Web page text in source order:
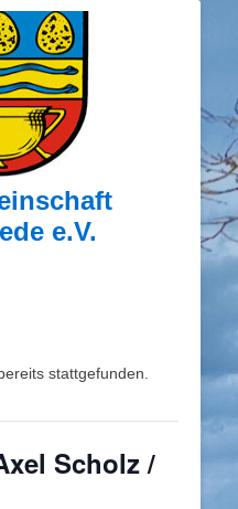
e.V.
stattgefunden.
Scholz /